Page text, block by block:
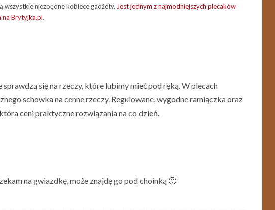
wszystkie niezbędne kobiece gadżety. Jest jednym z najmodniejszych plecaków
na Brytyjka.pl.
się na rzeczy, które lubimy mieć pod ręką. W plecach
schowka na cenne rzeczy. Regulowane, wygodne ramiączka oraz
ceni praktyczne rozwiązania na co dzień.
na gwiazdkę, może znajdę go pod choinką 🙂